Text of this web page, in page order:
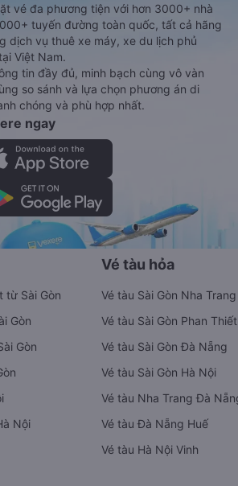
vé đa phương tiện với hơn 3000+ nhà
tuyến đường toàn quốc, tất cả hãng
dịch vụ thuê xe máy, xe du lịch phủ
Việt Nam.
tin đầy đủ, minh bạch cùng vô vàn
so sánh và lựa chọn phương án di
chóng và phù hợp nhất.
ngay
từ Sài Gòn
Gòn
Gòn
Nội
Vé tàu hỏa
Vé tàu Sài Gòn Nha Trang
Vé tàu Sài Gòn Phan Thiết
Vé tàu Sài Gòn Đà Nẵng
Vé tàu Sài Gòn Hà Nội
Vé tàu Nha Trang Đà
Vé tàu Đà Nẵng Huế
Vé tàu Hà Nội Vinh